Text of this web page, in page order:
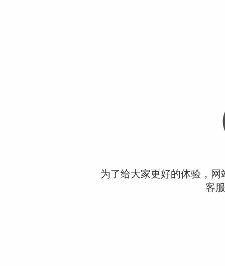
为了给大家更好的体验，
客